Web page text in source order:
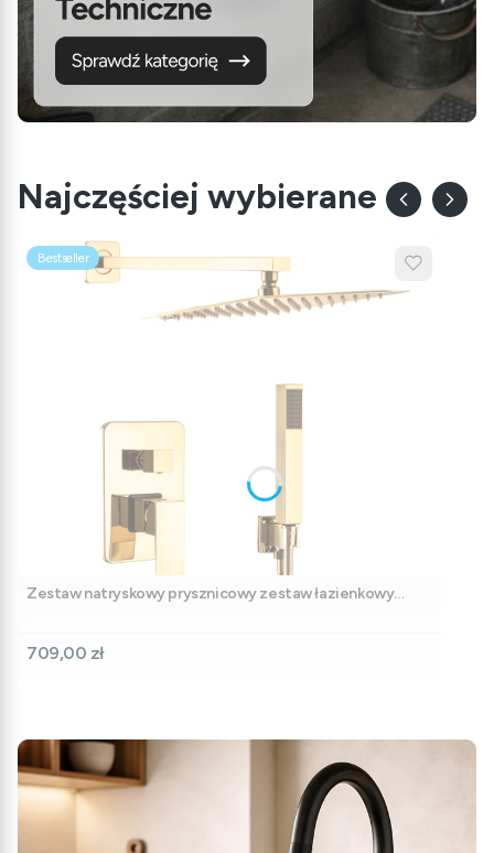
Najczęściej wybierane
Bestseller
Zestaw natryskowy prysznicowy zestaw łazienkowy
Cena
709,00 zł